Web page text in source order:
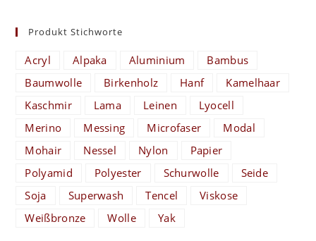
Produkt Stichworte
Acryl Alpaka Aluminium
Bambus
Baumwolle
Birkenholz Hanf
Kamelhaar
Kaschmir
Lama Leinen
Lyocell
Merino
Messing Microfaser
Modal
Mohair
Nessel Nylon
Papier
Polyamid
Polyester Schurwolle
Seide
Soja
Superwash Tencel
Viskose
Weißbronze
Wolle Yak